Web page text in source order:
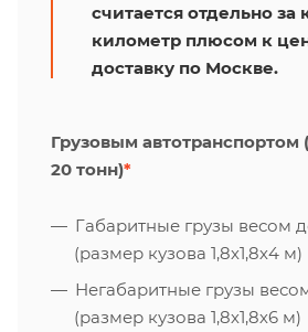
считается отдельно
километр плюсом к
доставку по Москве.
Грузовым
20 тонн)*
Габаритные грузы весом
(размер кузова 1,8х1,8х4 м)
Негабаритные грузы
(размер кузова 1,8х1,8х6 м)